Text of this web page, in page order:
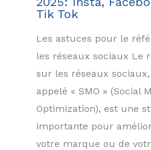
Tik Tok
Les astuces pour le
les réseaux sociaux Le
sur les réseaux
appelé « SMO » (Social
Optimization), est une
importante pour
votre marque ou de